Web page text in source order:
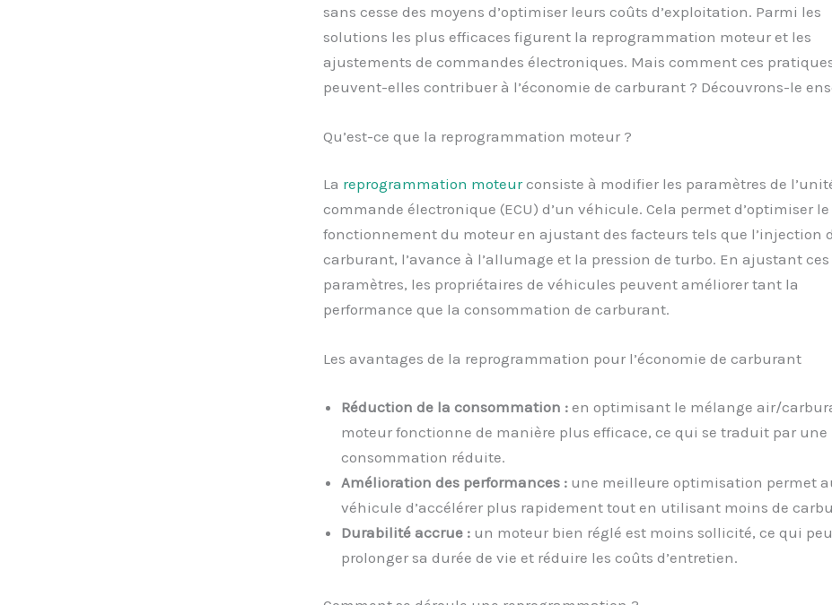
sans cesse des moyens d’optimiser leurs coûts d’exploitation. Parmi les
solutions les plus efficaces figurent la reprogrammation moteur et les
ajustements de commandes électroniques. Mais comment ces
peuvent-elles contribuer à l’économie de carburant ? Découvrons-le
Qu’est-ce que la reprogrammation moteur ?
La reprogrammation moteurconsiste à modifier les paramètres de
commande électronique (ECU) d’un véhicule. Cela permet d’optimiser le
fonctionnement du moteur en ajustant des facteurs tels que l’injection
carburant, l’avance à l’allumage et la pression de turbo. En ajustant ces
paramètres, les propriétaires de véhicules peuvent améliorer tant la
performance que la consommation de carburant.
Les avantages de la reprogrammation pour l’économie de carburant
Réduction de la consommation :en optimisant le mélange air/
moteur fonctionne de manière plus efficace, ce qui se traduit par une
consommation réduite.
Amélioration des performances :une meilleure optimisation permet
véhicule d’accélérer plus rapidement tout en utilisant moins de
Durabilité accrue :un moteur bien réglé est moins sollicité, ce qui
prolonger sa durée de vie et réduire les coûts d’entretien.